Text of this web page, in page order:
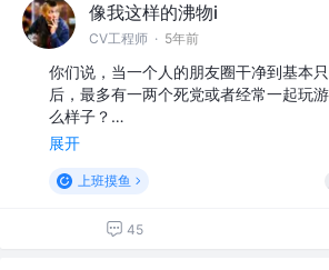
像我这样的沸物i
CV工程师 · 5年前
你们说，当一个人的朋友圈干净到基本
后，最多有一两个死党或者经常一起玩
么样子？…
展开
上班摸鱼
45